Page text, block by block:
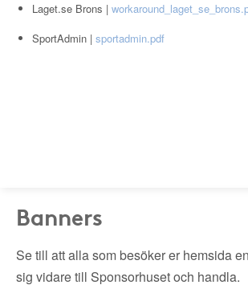
Laget.se Brons |
SportAdmin | sportadmin.pdf
Banners
Se till att alla som besöker er hemsida
sig vidare till Sponsorhuset och handla.